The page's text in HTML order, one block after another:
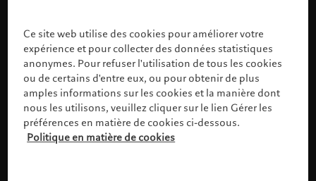
Veuillez confirmer votre profil
Ce site web utilise des cookies pour améliorer votre
expérience et pour collecter des données statistiques
anonymes. Pour refuser l'utilisation de tous les cookies
ou de certains d'entre eux, ou pour obtenir de plus
amples informations sur les cookies et la manière dont
nous les utilisons, veuillez cliquer sur le lien Gérer les
préférences en matière de cookies ci-dessous.
Politique en matière de cookies